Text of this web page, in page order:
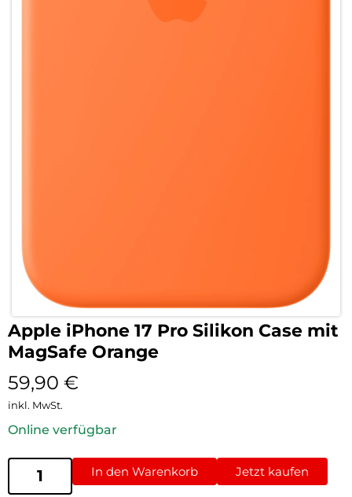
Apple iPhone 17 Pro Silikon Case mit
MagSafe Orange
59,90 €
inkl. MwSt.
Online verfügbar
In den Warenkorb Jetzt kaufen